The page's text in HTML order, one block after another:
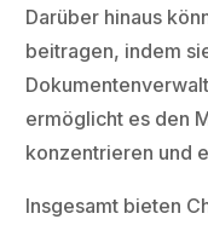
Darüber hinaus
beitragen, indem
ermöglicht es den
konzentrieren und
Insgesamt bieten